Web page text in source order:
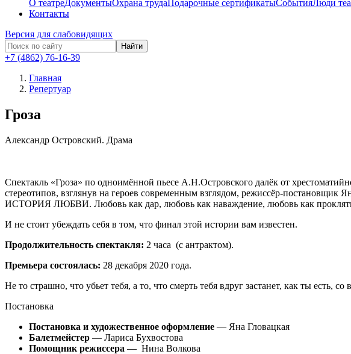
О театреДокументыОхрана трудаПодарочные сертификатыСобытияЛюди
Контакты
Версия для слабовидящих
Найти
+7 (4862) 76-16-39
Главная
Репертуар
Гроза
Александр Островский. Драма
Спектакль «Гроза» по одноимённой пьесе А.Н.Островского далёк от
стереотипов, взглянув на героев современным взглядом, режиссёр-постановщик
ИСТОРИЯ ЛЮБВИ. Любовь как дар, любовь как наваждение, любовь как
И не стоит убеждать себя в том, что финал этой истории вам известен.
Продолжительность спектакля: 2 часа (с антрактом).
Премьера состоялась: 28 декабря 2020 года.
Не то страшно, что убьет тебя, а то, что смерть тебя вдруг застанет, как ты есть,
Постановка
Постановка и художественное оформление — Яна Гловацкая
Балетмейстер — Лариса Бухвостова
Помощник режиссера — Нина Волкова